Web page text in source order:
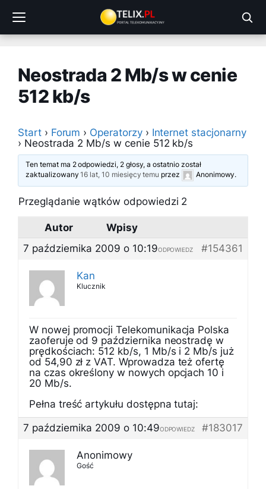
treści
Neostrada 2 Mb/s w cenie
512 kb/s
Start › Forum › Operatorzy › Internet stacjonarny
› Neostrada 2 Mb/s w cenie 512 kb/s
Ten temat ma 2 odpowiedzi, 2 głosy, a ostatnio został
zaktualizowany16 lat, 10 miesięcy temu przez Anonimowy.
Przeglądanie wątków odpowiedzi 2
Autor
Wpisy
7 października 2009 o 10:19
#154361
ODPOWIEDZ
Kan
Klucznik
W nowej promocji Telekomunikacja Polska
zaoferuje od 9 października neostradę w
prędkościach: 512 kb/s, 1 Mb/s i 2 Mb/s już
od 54,90 zł z VAT. Wprowadza też ofertę
na czas określony w nowych opcjach 10 i
20 Mb/s.
Pełna treść artykułu dostępna tutaj:
7 października 2009 o 10:49
#183017
ODPOWIEDZ
Anonimowy
Gość